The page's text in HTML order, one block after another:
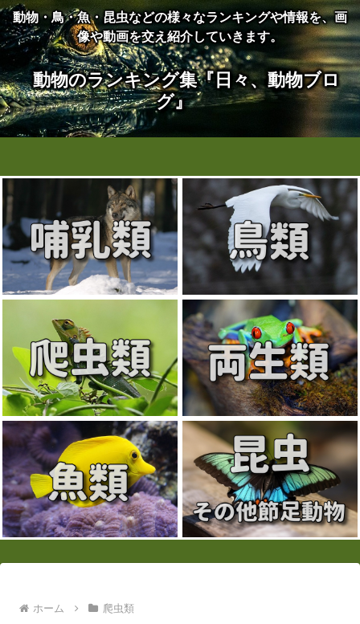
動物・鳥・魚・昆虫などの様々なランキングや情報を、画
像や動画を交え紹介していきます。
動物のランキング集『日々、動物ブロ
グ』
ホーム 爬虫類